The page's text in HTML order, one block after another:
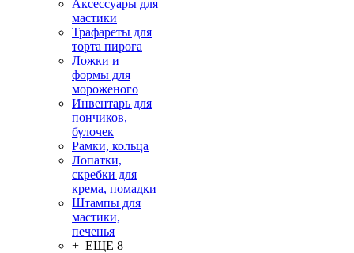
Аксессуары для
мастики
Трафареты для
торта пирога
Ложки и
формы для
мороженого
Инвентарь для
пончиков,
булочек
Рамки, кольца
Лопатки,
скребки для
крема, помадки
Штампы для
мастики,
печенья
+ ЕЩЕ 8